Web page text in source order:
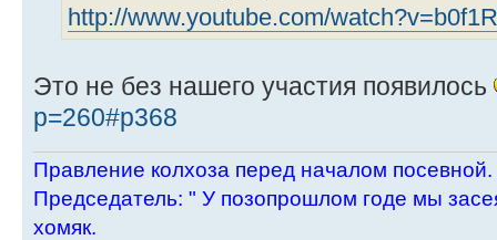
http://www.youtube.com/
Это не без нашего участия появилось
p=260#p368
Пpавление колхоза пеpед началом посевной.
Пpедседатель: " У позопpошлом годе мы
хомяк.